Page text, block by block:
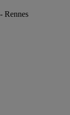
Rennes